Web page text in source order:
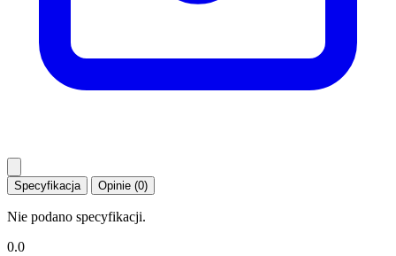
Specyfikacja Opinie (0)
Nie podano specyfikacji.
0.0